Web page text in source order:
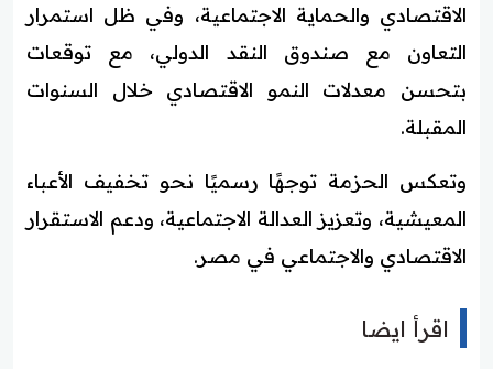
الاقتصادي والحماية الاجتماعية، وفي ظل استمرار
التعاون مع صندوق النقد الدولي، مع توقعات
بتحسن معدلات النمو الاقتصادي خلال السنوات
المقبلة.
وتعكس الحزمة توجهًا رسميًا نحو تخفيف الأعباء
المعيشية، وتعزيز العدالة الاجتماعية، ودعم الاستقرار
الاقتصادي والاجتماعي في مصر.
اقرأ ايضا